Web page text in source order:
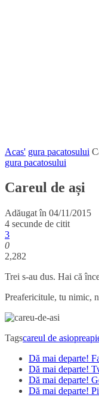
Acas' gura pacatosului
gura pacatosului
Careul de ași
Adăugat în 04/11/2015
4 secunde de citit
3
0
2,282
Trei s-au dus. Hai că
Preafericitule, tu nimic,
Tagscareul de asioprea
Dă mai departe!
Dă mai departe!
Dă mai departe!
Dă mai departe!